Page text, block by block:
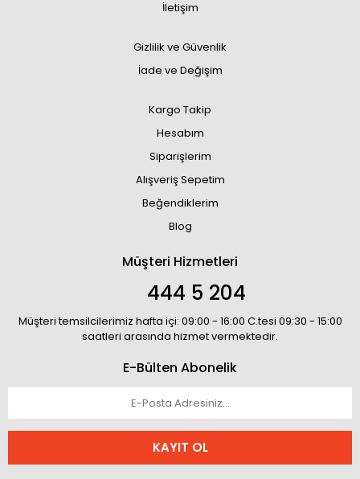
İletişim
Gizlilik ve Güvenlik
İade ve Değişim
Kargo Takip
Hesabım
Siparişlerim
Alışveriş Sepetim
Beğendiklerim
Blog
Müşteri Hizmetleri
444 5 204
Müşteri temsilcilerimiz hafta içi: 09:00 - 16:00 C.tesi 09:30 - 15:00
saatleri arasında hizmet vermektedir.
E-Bülten Abonelik
KAYIT OL